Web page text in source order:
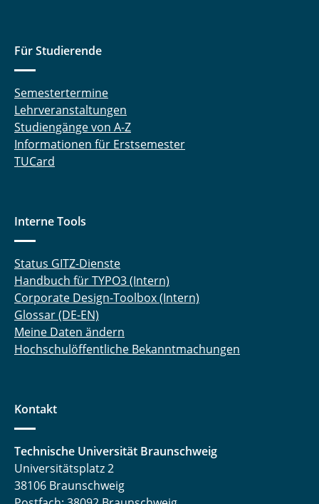
Für Studierende
Semestertermine
Lehrveranstaltungen
Studiengänge von A-Z
Informationen für Erstsemester
TUCard
Interne Tools
Status GITZ-Dienste
Handbuch für TYPO3 (Intern)
Corporate Design-Toolbox (Intern)
Glossar (DE-EN)
Meine Daten ändern
Hochschulöffentliche Bekanntmachungen
Kontakt
Technische Universität Braunschweig
Universitätsplatz 2
38106 Braunschweig